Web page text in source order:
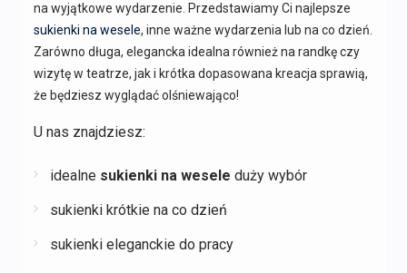
na wyjątkowe wydarzenie. Przedstawiamy Ci najlepsze
sukienki na wesele, inne ważne wydarzenia lub na co dzień.
Zarówno długa, elegancka idealna również na randkę czy
wizytę w teatrze, jak i krótka dopasowana kreacja sprawią,
że będziesz wyglądać olśniewająco!
U nas znajdziesz:
idealne sukienki na wesele duży wybór
sukienki krótkie na co dzień
sukienki eleganckie do pracy